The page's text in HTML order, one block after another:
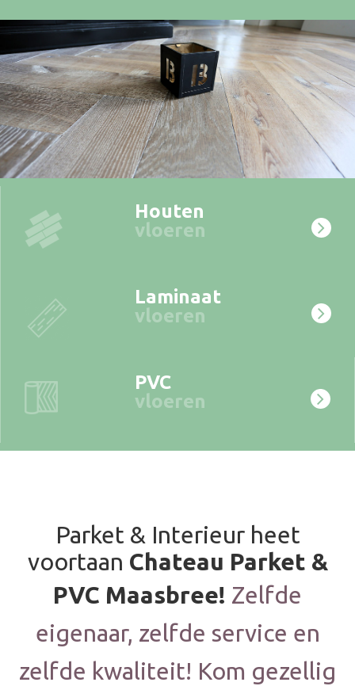
Houten
vloeren
Laminaat
vloeren
PVC
vloeren
Parket & Interieur heet
voortaan Chateau Parket &
PVC Maasbree! Zelfde
eigenaar, zelfde service en
zelfde kwaliteit! Kom gezellig